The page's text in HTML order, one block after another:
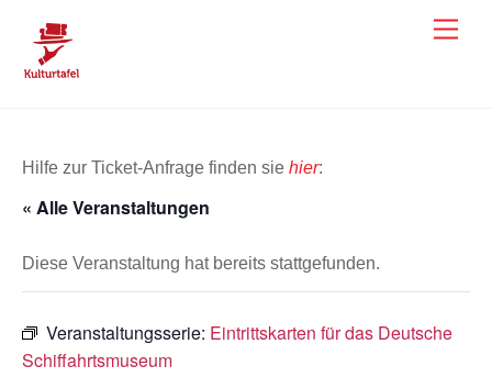
content
Hilfe zur Ticket-Anfrage finden sie hier:
« Alle Veranstaltungen
Diese Veranstaltung hat bereits stattgefunden.
Veranstaltungsserie: Eintrittskarten für das Deutsche
Schiffahrtsmuseum